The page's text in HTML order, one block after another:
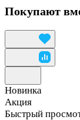
Покупают
Новинка
Акция
Быстрый